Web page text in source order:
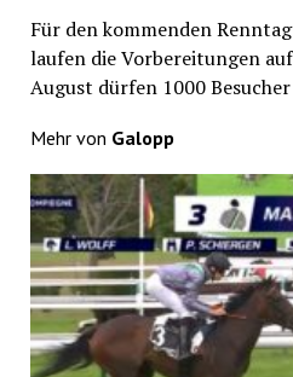
Für den kommenden
laufen die Vorbereitungen
August dürfen 1000
Mehr von Galopp